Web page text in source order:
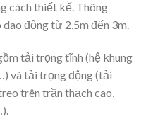
cách thiết kế. Thông
động từ 2,5m đến 3m.
tải trọng tĩnh (hệ khung
và tải trọng động (tải
trên trần thạch cao,